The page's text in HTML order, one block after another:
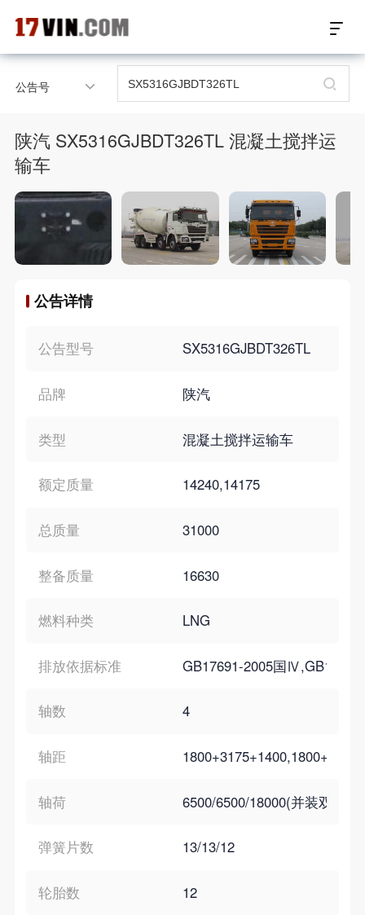
17VIN车架号查询首页
汽配产品车型适配
汽配产品电子目录
关于我们
公告号
陕汽 SX5316GJBDT326TL 混凝土搅拌运
输车
公告详情
公告型号 SX5316GJBDT326TL
品牌 陕汽
类型 混凝土搅拌运输车
额定质量 14240,14175
总质量 31000
整备质量 16630
燃料种类 LNG
排放依据标准 GB17691-2005国
轴数 4
轴距
轴荷 6500/6500/18000(并装双轴)
弹簧片数 13/13/12
轮胎数 12